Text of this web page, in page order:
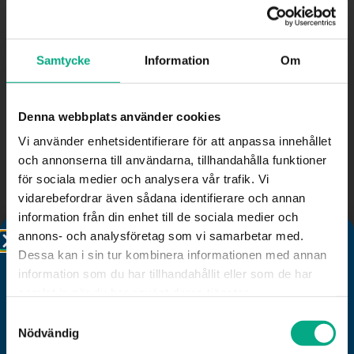
Samtycke Information Om
Denna webbplats använder cookies
Vi använder enhetsidentifierare för att anpassa innehållet
och annonserna till användarna, tillhandahålla funktioner
för sociala medier och analysera vår trafik. Vi
vidarebefordrar även sådana identifierare och annan
information från din enhet till de sociala medier och
annons- och analysföretag som vi samarbetar med.
Dessa kan i sin tur kombinera informationen med annan
information som du har tillhandahållit eller som de har
Nödvändig
Fastigo
Besöks- och postadress:
Stadsgården 12B
Faktureringsadress:
Välkommen till Mitt Fastigo!